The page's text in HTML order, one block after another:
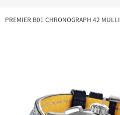
PREMIER B01 CHRONOGRAPH 42